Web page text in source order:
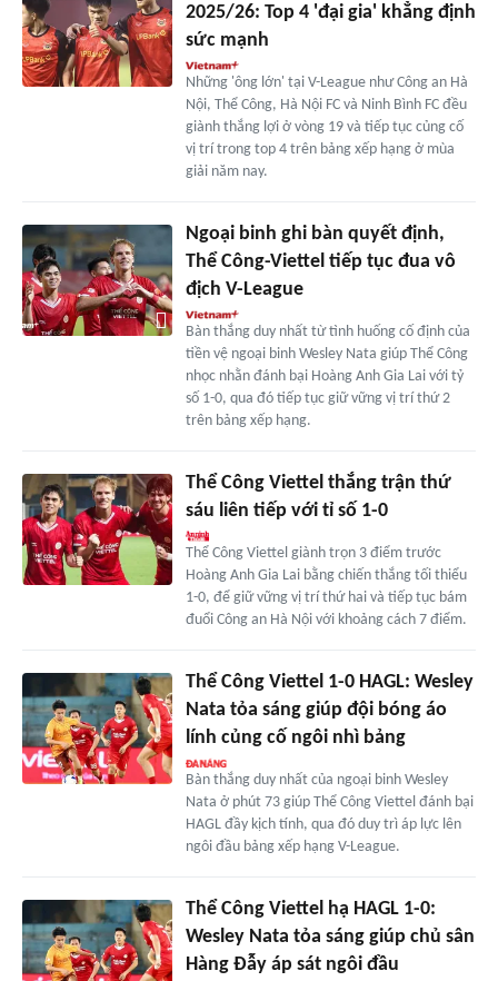
2025/26: Top 4 'đại gia' khẳng định
sức mạnh
Những 'ông lớn' tại V-League như Công an Hà
Nội, Thể Công, Hà Nội FC và Ninh Bình FC đều
giành thắng lợi ở vòng 19 và tiếp tục củng cố
vị trí trong top 4 trên bảng xếp hạng ở mùa
giải năm nay.
Ngoại binh ghi bàn quyết định,
Thể Công-Viettel tiếp tục đua vô
địch V-League
Bàn thắng duy nhất từ tình huống cố định của
tiền vệ ngoại binh Wesley Nata giúp Thể Công
nhọc nhằn đánh bại Hoàng Anh Gia Lai với tỷ
số 1-0, qua đó tiếp tục giữ vững vị trí thứ 2
trên bảng xếp hạng.
Thể Công Viettel thắng trận thứ
sáu liên tiếp với tỉ số 1-0
Thể Công Viettel giành trọn 3 điểm trước
Hoàng Anh Gia Lai bằng chiến thắng tối thiểu
1-0, để giữ vững vị trí thứ hai và tiếp tục bám
đuổi Công an Hà Nội với khoảng cách 7 điểm.
Thể Công Viettel 1-0 HAGL: Wesley
Nata tỏa sáng giúp đội bóng áo
lính củng cố ngôi nhì bảng
Bàn thắng duy nhất của ngoại binh Wesley
Nata ở phút 73 giúp Thể Công Viettel đánh bại
HAGL đầy kịch tính, qua đó duy trì áp lực lên
ngôi đầu bảng xếp hạng V-League.
Thể Công Viettel hạ HAGL 1-0:
Wesley Nata tỏa sáng giúp chủ sân
Hàng Đẫy áp sát ngôi đầu